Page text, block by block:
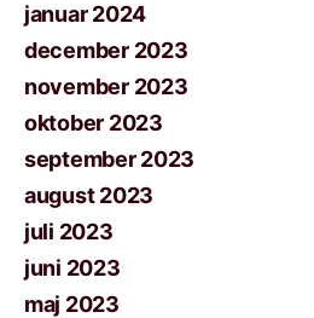
januar 2024
december 2023
november 2023
oktober 2023
september 2023
august 2023
juli 2023
juni 2023
maj 2023